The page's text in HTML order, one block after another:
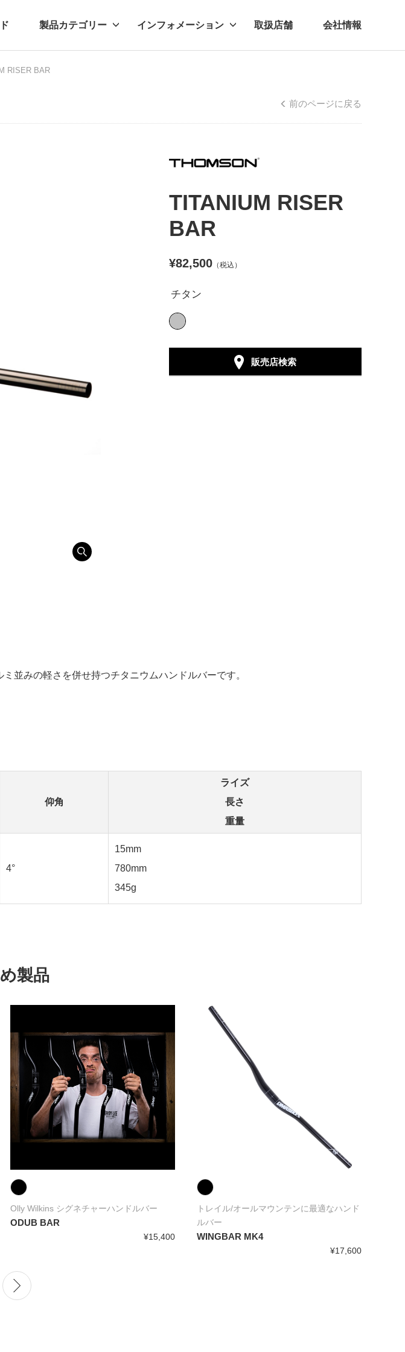
製品カテゴリー
アクセサリー
インフォメーション
ブログ
取扱店舗 会社情報
RISER BAR
前のページに戻る
TITANIUM RISER
BAR
¥82,500 （税込）
チタン
販売店検索
並みの軽さを併せ持つチタニウムハンドルバーです。
仰角
ライズ
長さ
重量
4°
15mm
780mm
345g
製品
Olly Wilkins シグネチャーハンドルバー
ODUB BAR
¥15,400
トレイル/オールマウンテンに最適なハンド
ルバー
WINGBAR MK4
¥17,600